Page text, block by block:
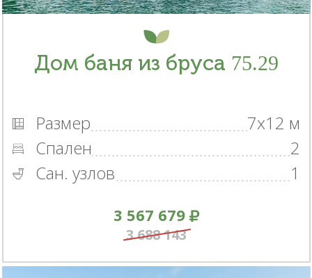
Дом баня из бруса 75.29
Размер
7x12 м
Спален
2
Сан. узлов
1
3 567 679
3 688 143